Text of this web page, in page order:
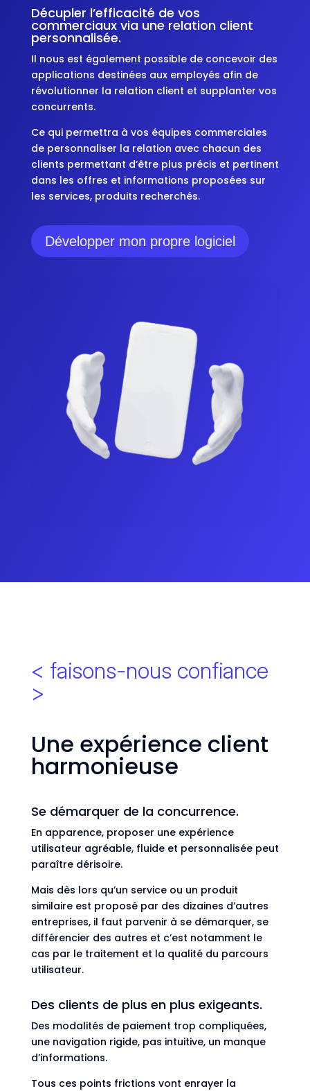
Décupler l’efficacité de vos
commerciaux via une relation client
personnalisée.
Il nous est également possible de concevoir des
applications destinées aux employés afin de
révolutionner la relation client et supplanter vos
concurrents.
Ce qui permettra à vos équipes commerciales
de personnaliser la relation avec chacun des
clients permettant d’être plus précis et pertinent
dans les offres et informations proposées sur
les services, produits recherchés.
Développer mon propre logiciel
< faisons-nous confiance
>
Une expérience client
harmonieuse
Se démarquer de la concurrence.
En apparence, proposer une expérience
utilisateur agréable, fluide et personnalisée peut
paraître dérisoire.
Mais dès lors qu’un service ou un produit
similaire est proposé par des dizaines d’autres
entreprises, il faut parvenir à se démarquer, se
différencier des autres et c’est notamment le
cas par le traitement et la qualité du parcours
utilisateur.
Des clients de plus en plus exigeants.
Des modalités de paiement trop compliquées,
une navigation rigide, pas intuitive, un manque
d’informations.
Tous ces points frictions vont enrayer la